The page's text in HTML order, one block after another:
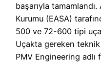
başarıyla
Kurumu (EASA)
500 ve 72-600 tipi
Uçakta gereken
PMV Engineering